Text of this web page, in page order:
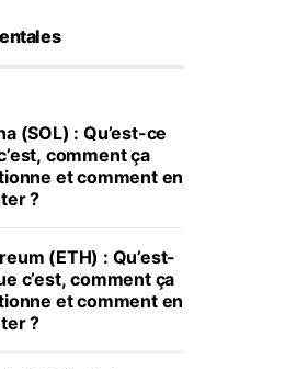
(SOL) : Qu’est-ce
comment ça
et comment en
?
(ETH) : Qu’est-
c’est, comment ça
et comment en
?